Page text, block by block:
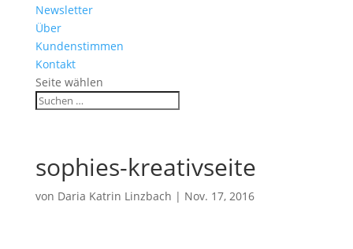
Newsletter
Über
Kundenstimmen
Kontakt
Seite wählen
sophies-kreativseite
von Daria Katrin Linzbach | Nov. 17, 2016